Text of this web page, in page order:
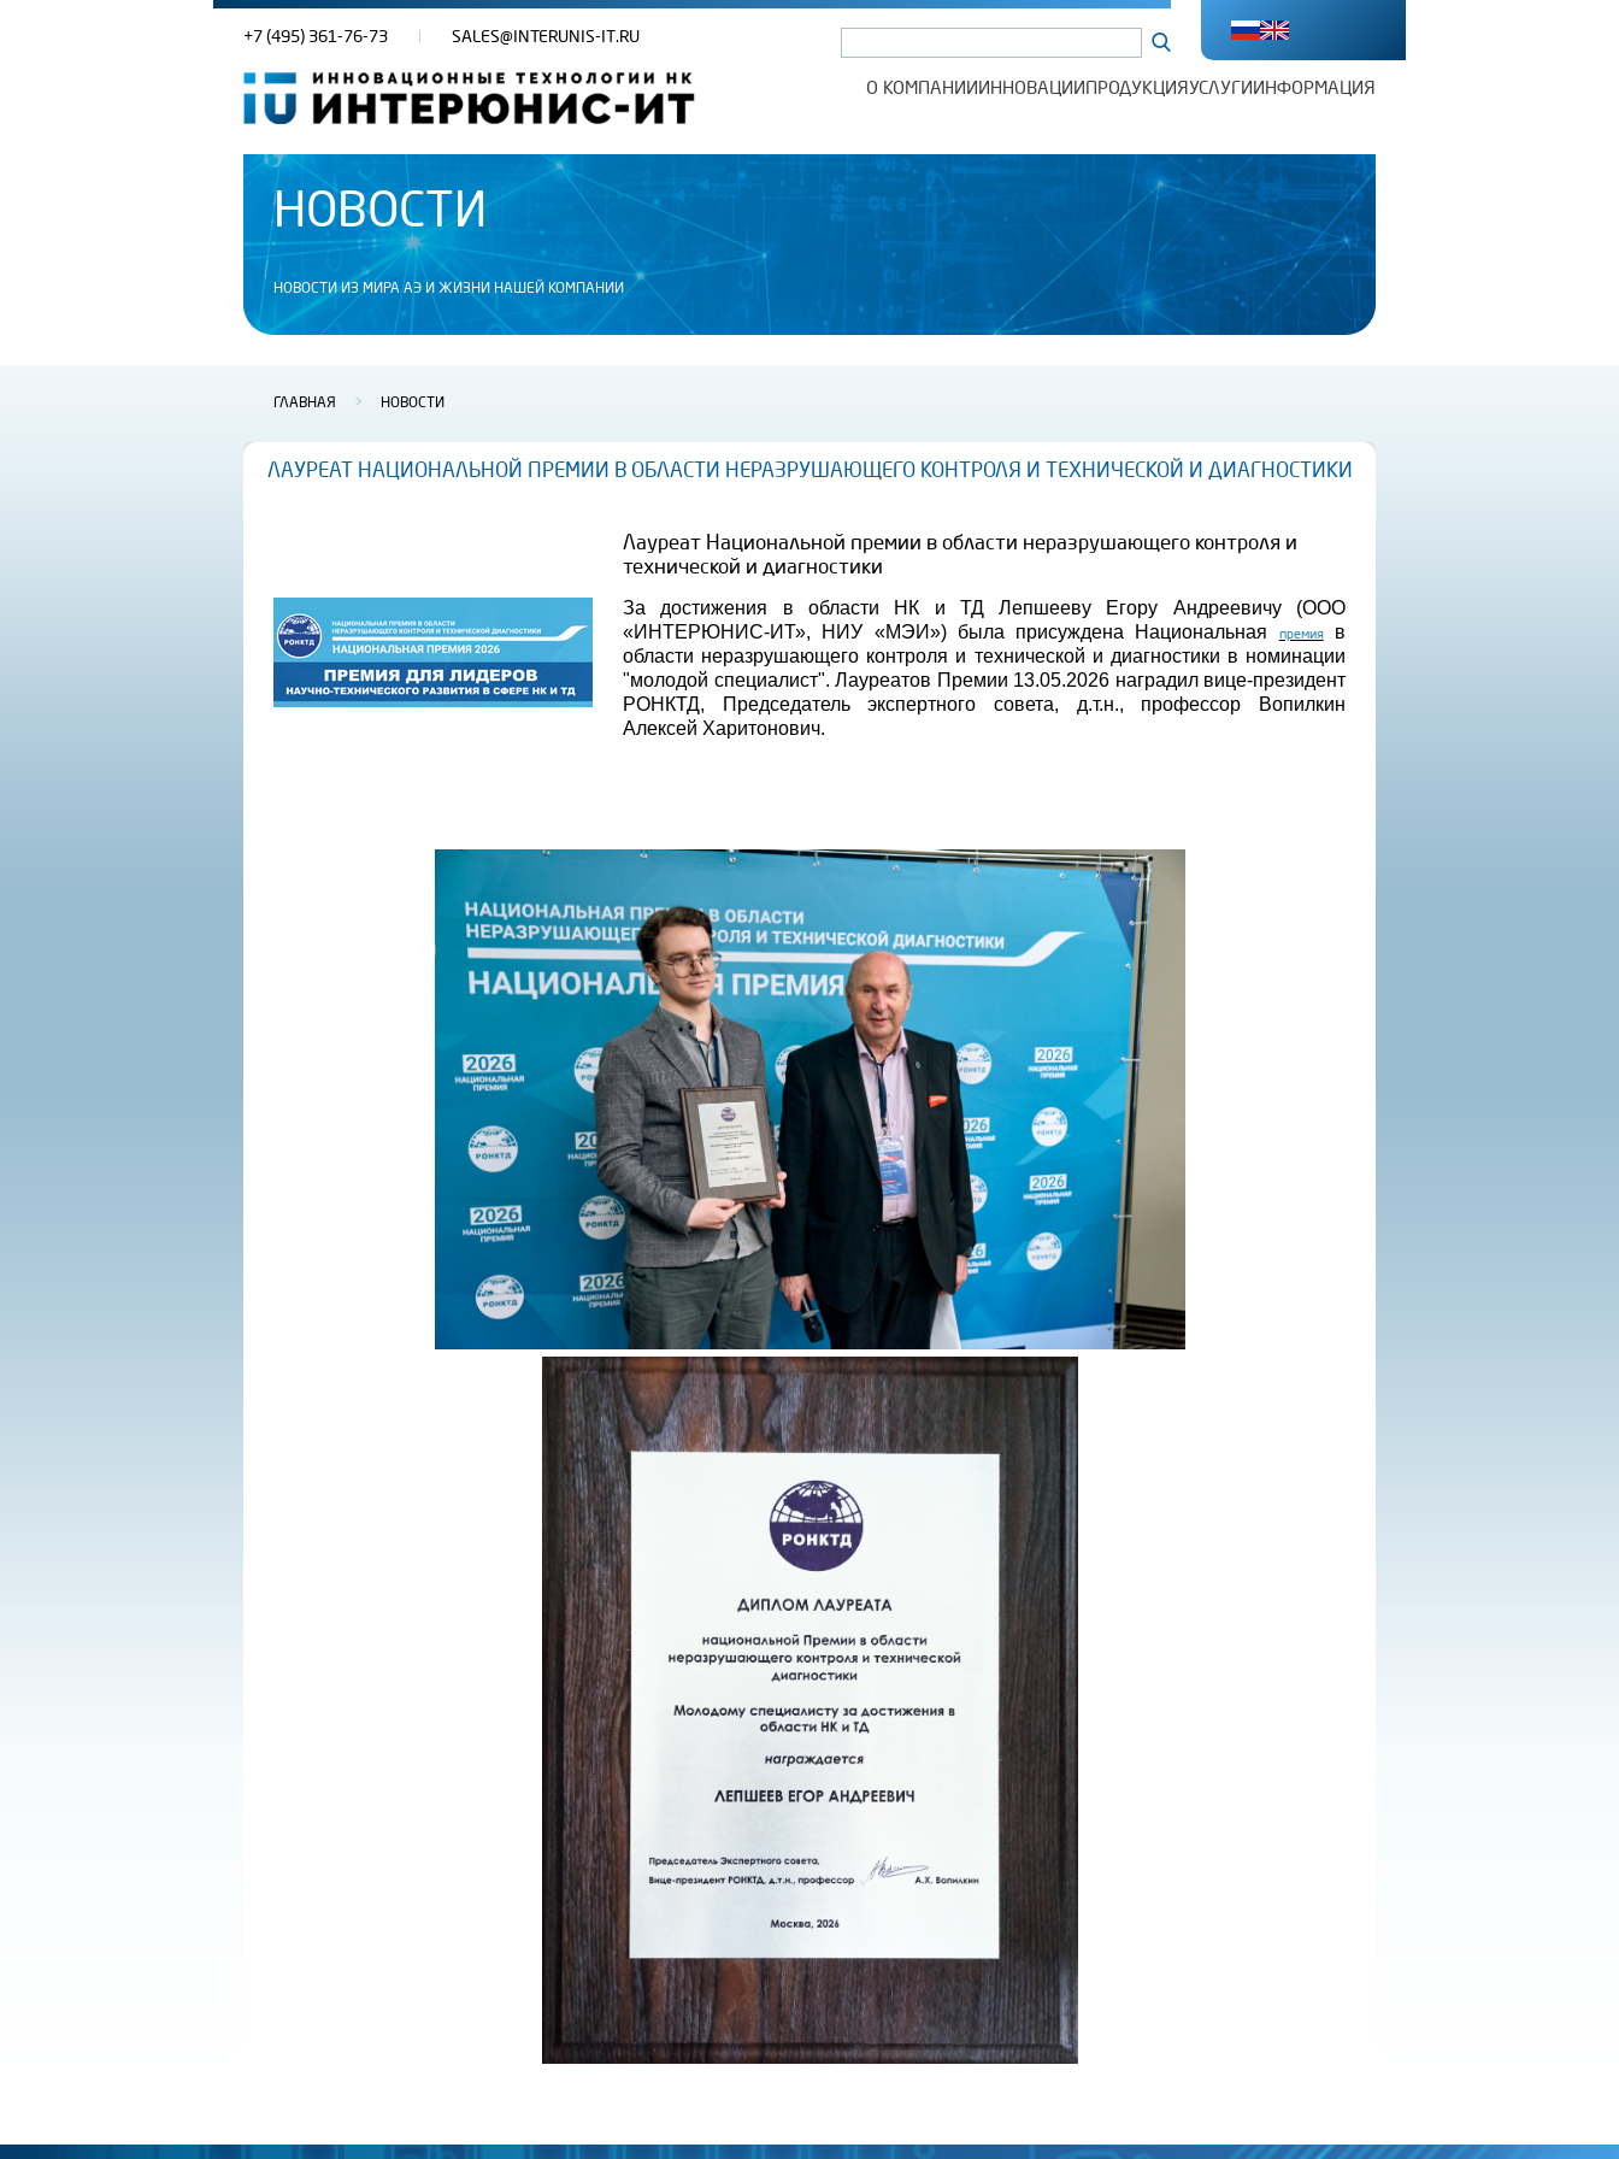
+7 (495) 361-76-73 SALES@INTERUNIS-IT.RU
О КОМПАНИИ ИННОВАЦИИПРОДУКЦИЯУСЛУГИ ИНФОРМАЦИЯ
НОВОСТИ
НОВОСТИ ИЗ МИРА АЭ И ЖИЗНИ НАШЕЙ КОМПАНИИ
ГЛАВНАЯ > НОВОСТИ
ЛАУРЕАТ НАЦИОНАЛЬНОЙ ПРЕМИИ В ОБЛАСТИ НЕРАЗРУШАЮЩЕГО КОНТРОЛЯ И ТЕХНИЧЕСКОЙ И ДИАГНОСТИКИ
Лауреат Национальной премии в области неразрушающего контроля и
технической и диагностики
За достижения в области НК и ТД Лепшееву Егору Андреевичу (ООО
«ИНТЕРЮНИС-ИТ», НИУ «МЭИ») была присуждена Национальная
премияв
области неразрушающего контроля и технической и диагностики в номинации
"молодой специалист". Лауреатов Премии 13.05.2026 наградил вице-президент
РОНКТД, Председатель экспертного совета, д.т.н., профессор Вопилкин
Алексей Харитонович.